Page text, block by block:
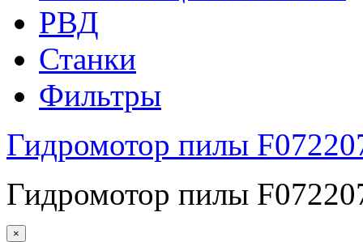
РВД
Станки
Фильтры
Гидромотор пилы
Гидромотор пилы
×